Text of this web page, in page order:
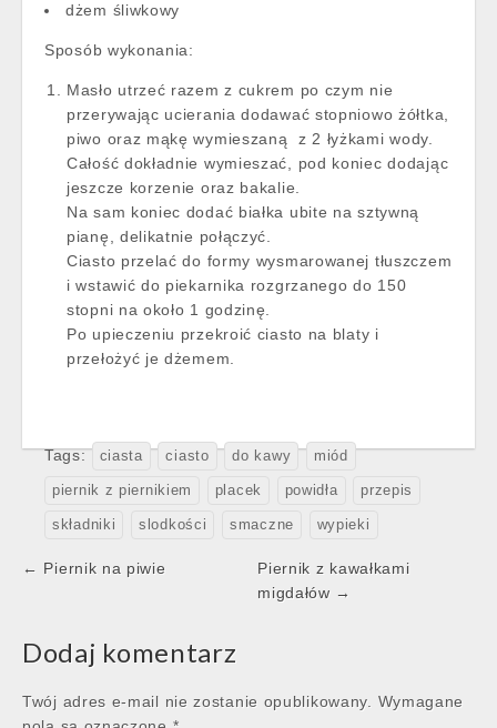
dżem śliwkowy
Sposób wykonania:
Masło utrzeć razem z cukrem po czym nie
przerywając ucierania dodawać stopniowo żółtka,
piwo oraz mąkę wymieszaną z 2 łyżkami wody.
Całość dokładnie wymieszać, pod koniec dodając
jeszcze korzenie oraz bakalie.
Na sam koniec dodać białka ubite na sztywną
pianę, delikatnie połączyć.
Ciasto przelać do formy wysmarowanej tłuszczem
i wstawić do piekarnika rozgrzanego do 150
stopni na około 1 godzinę.
Po upieczeniu przekroić ciasto na blaty i
przełożyć je dżemem.
Tags: ciasta ciasto do kawy miód
piernik z piernikiem placek powidła przepis
składniki slodkości smaczne wypieki
Post
← Piernik na piwie
Piernik z kawałkami
migdałów →
Dodaj komentarz
Twój adres e-mail nie zostanie opublikowany.
Wymagane